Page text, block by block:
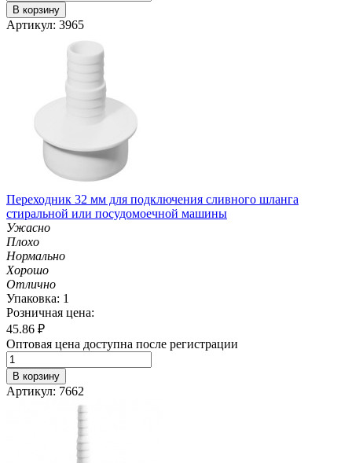
В корзину
Артикул: 3965
Переходник 32 мм для подключения сливного шланга
стиральной или посудомоечной машины
Ужасно
Плохо
Нормально
Хорошо
Отлично
Упаковка: 1
Розничная цена:
45.86 ₽
Оптовая цена доступна после регистрации
В корзину
Артикул: 7662